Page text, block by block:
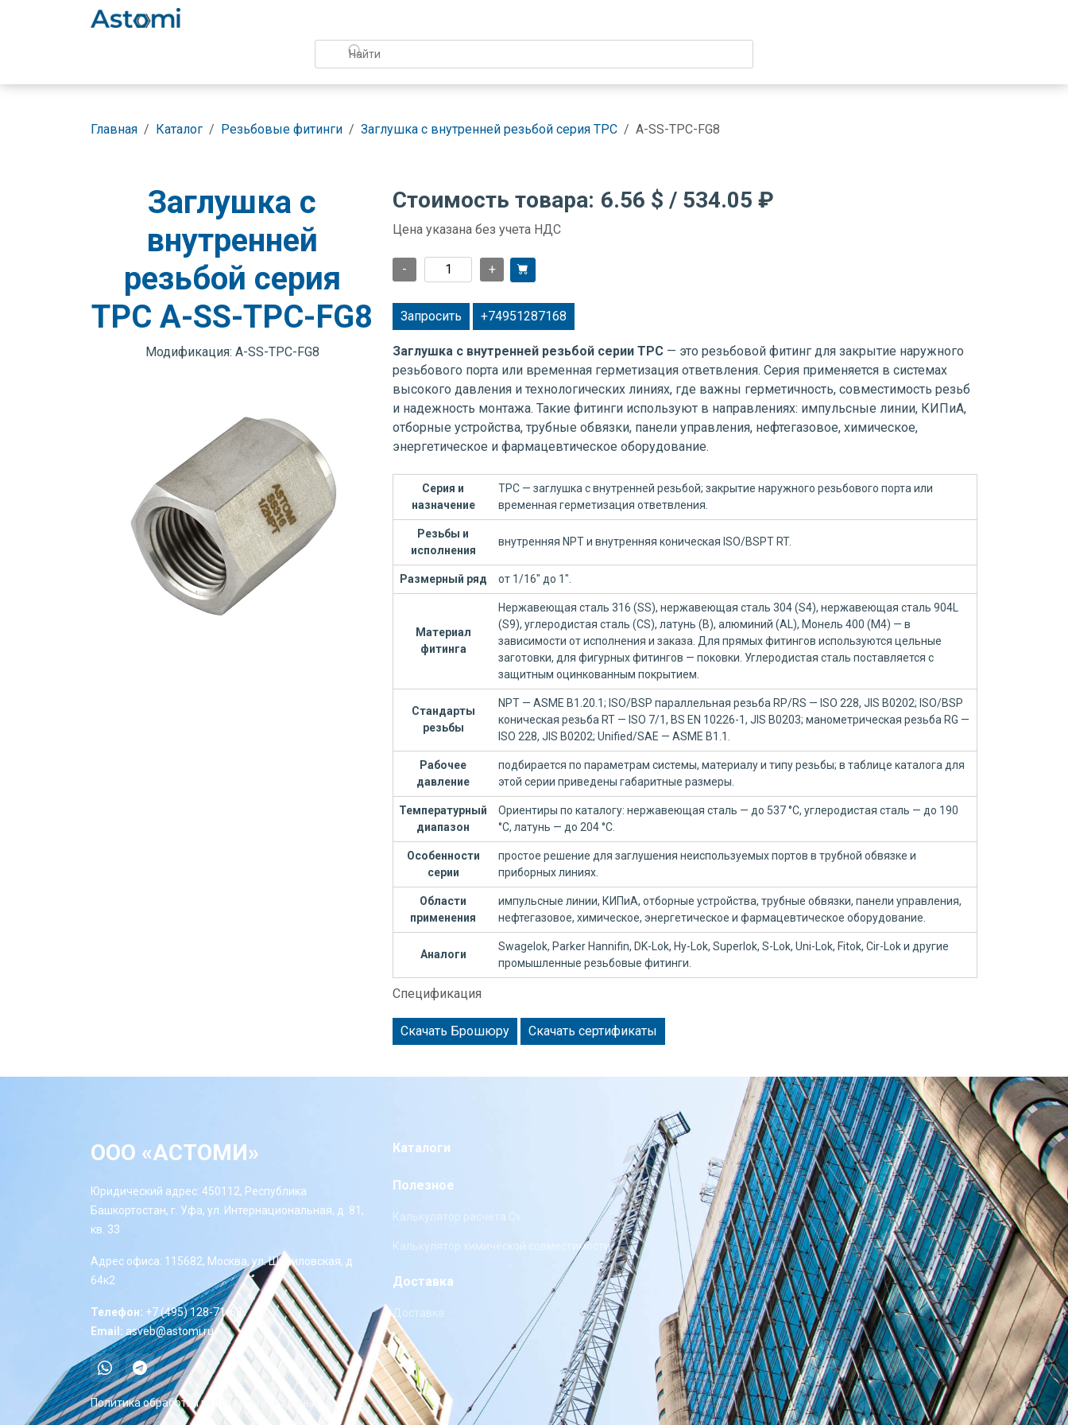
Главная Каталог Резьбовые фитинги Заглушка с внутренней резьбой серия TPC A-SS-TPC-FG8
Заглушка с
внутренней
резьбой серия
TPC A-SS-TPC-FG8
Модификация: A-SS-TPC-FG8
Стоимость товара: 6.56 $ / 534.05 ₽
Цена указана без учета НДС
- +
Запросить +74951287168
Заглушка с внутренней резьбой серии TPC — это резьбовой фитинг для закрытие наружного
резьбового порта или временная герметизация ответвления. Серия применяется в системах
высокого давления и технологических линиях, где важны герметичность, совместимость резьб
и надежность монтажа. Такие фитинги используют в направлениях: импульсные линии, КИПиА,
отборные устройства, трубные обвязки, панели управления, нефтегазовое, химическое,
энергетическое и фармацевтическое оборудование.
Спецификация
Серия и
назначение
TPC — заглушка с внутренней резьбой; закрытие наружного резьбового порта или
временная герметизация ответвления.
Резьбы и
исполнения
внутренняя NPT и внутренняя коническая ISO/BSPT RT.
Размерный ряд от 1/16" до 1".
Материал
фитинга
Нержавеющая сталь 316 (SS), нержавеющая сталь 304 (S4), нержавеющая сталь 904L
(S9), углеродистая сталь (CS), латунь (B), алюминий (AL), Монель 400 (M4) — в
зависимости от исполнения и заказа. Для прямых фитингов используются цельные
заготовки, для фигурных фитингов — поковки. Углеродистая сталь поставляется с
защитным оцинкованным покрытием.
Стандарты
резьбы
NPT — ASME B1.20.1; ISO/BSP параллельная резьба RP/RS — ISO 228, JIS B0202; ISO/BSP
коническая резьба RT — ISO 7/1, BS EN 10226-1, JIS B0203; манометрическая резьба RG —
ISO 228, JIS B0202; Unified/SAE — ASME B1.1.
Рабочее
давление
подбирается по параметрам системы, материалу и типу резьбы; в таблице каталога для
этой серии приведены габаритные размеры.
Температурный
диапазон
Ориентиры по каталогу: нержавеющая сталь — до 537 °C, углеродистая сталь — до 190
°C, латунь — до 204 °C.
Особенности
серии
простое решение для заглушения неиспользуемых портов в трубной обвязке и
приборных линиях.
Области
применения
импульсные линии, КИПиА, отборные устройства, трубные обвязки, панели управления,
нефтегазовое, химическое, энергетическое и фармацевтическое оборудование.
Аналоги
Swagelok, Parker Hannifin, DK-Lok, Hy-Lok, Superlok, S-Lok, Uni-Lok, Fitok, Cir-Lok и другие
промышленные резьбовые фитинги.
Скачать Брошюру Скачать сертификаты
ООО «АСТОМИ»
Юридический адрес: 450112, Республика
Башкортостан, г. Уфа, ул. Интернациональная, д. 81,
кв. 33
Адрес офиса: 115682, Москва, ул. Шипиловская, д
64к2
Телефон: +7 (495) 128-71-68
Email: asveb@astomi.ru
Политика обработки персональных данных
Каталоги
Полезное
Калькулятор расчета Cv
Калькулятор химической совместимости
Доставка
Доставка